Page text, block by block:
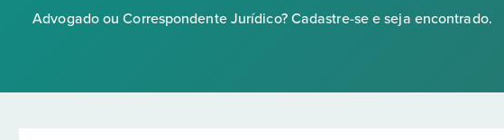
Advogado ou Correspondente Jurídico? Cadastre-se e seja encontrado.